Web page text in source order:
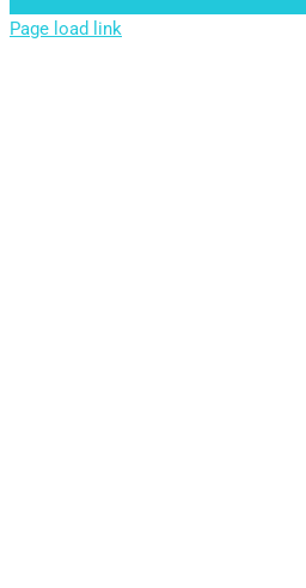
Page load link